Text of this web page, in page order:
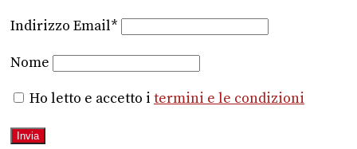
Indirizzo Email*
Nome
Ho letto e accetto i termini e le condizioni